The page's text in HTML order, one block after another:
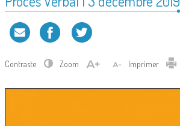
Contraste Zoom Imprimer